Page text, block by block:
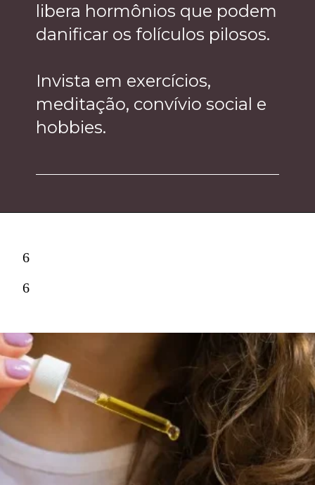
libera hormônios que podem
danificar os folículos pilosos.
Invista em exercícios,
meditação, convívio social e
hobbies.
6
6